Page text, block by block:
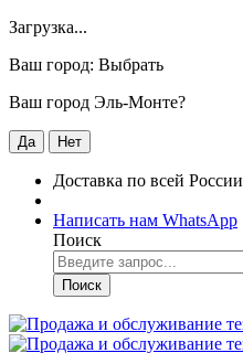
Загрузка...
Ваш город: Выбрать
Ваш город Эль-Монте?
Да Нет
Доставка по всей России
Написать нам WhatsApp
Поиск
Поиск